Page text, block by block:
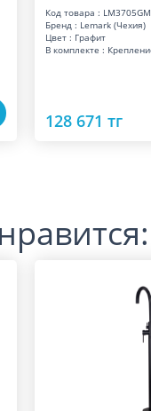
Код товара : LM3705GM
Бренд : Lemark (Чехия)
Цвет : Графит
В комплекте :
128 671 тг